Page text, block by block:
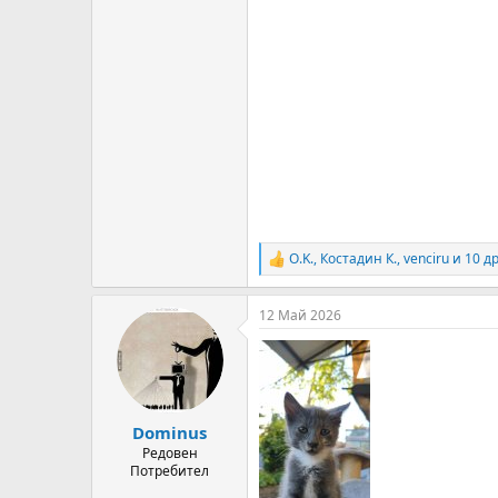
R
e
a
c
t
i
n
s
:
O.K., Костадин К.,venciru и 10
Dominus
Редовен
Потребител
12 Май 2026